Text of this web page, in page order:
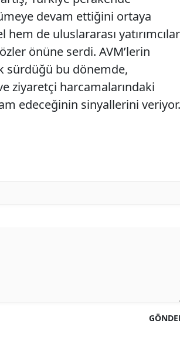
devam ettiğini ortaya
de uluslararası yatırımcılar
önüne serdi. AVM’lerin
sürdüğü bu dönemde,
ziyaretçi harcamalarındaki
edeceğinin sinyallerini veriyor.